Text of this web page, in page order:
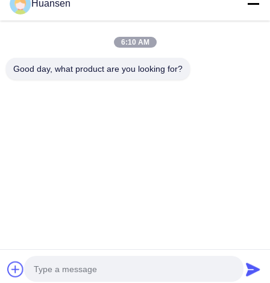
竹繊維壁パネル
ポーセリンウォールパネル
Huansen Building Materials Co., Ltd.. All Rights Reserved.
Huansen
6:10 AM
Good day, what product are you looking for?